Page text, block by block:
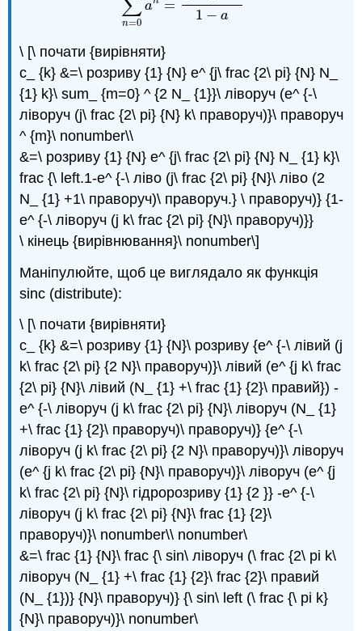
n=0
a =
1 − a
∑ =0Ma n=1−aM+1
\ [\ почати {вирівняти}
c_ {k} &=\ розриву {1} {N} e^ {j\ frac {2\ pi} {N} N_
{1} k}\ sum_ {m=0} ^ {2 N_ {1}}\ ліворуч (e^ {-\
ліворуч (j\ frac {2\ pi} {N} k\ праворуч)}\ праворуч
^ {m}\ nonumber\\
&=\ розриву {1} {N} e^ {j\ frac {2\ pi} {N} N_ {1} k}\
frac {\ left.1-e^ {-\ ліво (j\ frac {2\ pi} {N}\ ліво (2
N_ {1} +1\ праворуч)\ праворуч.} \ праворуч)} {1-
e^ {-\ ліворуч (j k\ frac {2\ pi} {N}\ праворуч)}}
\ кінець {вирівнювання}\ nonumber\]
Маніпулюйте, щоб це виглядало як функція
sinc (distribute):
\ [\ почати {вирівняти}
c_ {k} &=\ розриву {1} {N}\ розриву {e^ {-\ лівий (j
k\ frac {2\ pi} {2 N}\ праворуч)}\ лівий (e^ {j k\ frac
{2\ pi} {N}\ лівий (N_ {1} +\ frac {1} {2}\ правий}) -
e^ {-\ ліворуч (j k\ frac {2\ pi} {N}\ ліворуч (N_ {1}
+\ frac {1} {2}\ праворуч)\ праворуч)} {e^ {-\
ліворуч (j k\ frac {2\ pi} {2 N}\ праворуч)}\ ліворуч
(e^ {j k\ frac {2\ pi} {N}\ праворуч)}\ ліворуч (e^ {j
k\ frac {2\ pi} {N}\ гідророзриву {1} {2 }} -e^ {-\
ліворуч (j k\ frac {2\ pi} {N}\ frac {1} {2}\
праворуч)}\ nonumber\\ nonumber\
&=\ frac {1} {N}\ frac {\ sin\ ліворуч (\ frac {2\ pi k\
ліворуч (N_ {1} +\ frac {1} {2}\ frac {2}\ правий
(N_ {1})} {N}\ праворуч)} {\ sin\ left (\ frac {\ pi k}
{N}\ праворуч)}\ nonumber\